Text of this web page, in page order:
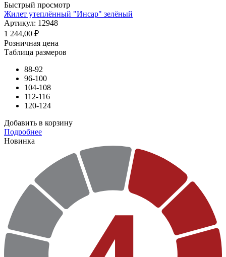
Быстрый просмотр
Жилет утеплённый "Инсар" зелёный
Артикул: 12948
1 244,00 ₽
Розничная цена
Таблица размеров
88-92
96-100
104-108
112-116
120-124
Добавить в корзину
Подробнее
Новинка